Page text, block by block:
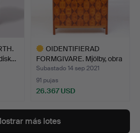
OIDENTIFIERAD
FORMGIVARE. Mjölby, obra
de …
Subastado 14 sep 2021
91 pujas
26.367 USD
más lotes